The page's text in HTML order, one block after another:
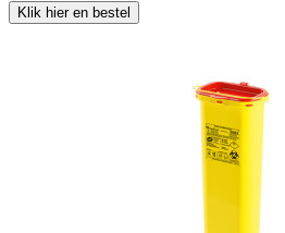
Klik hier en bestel